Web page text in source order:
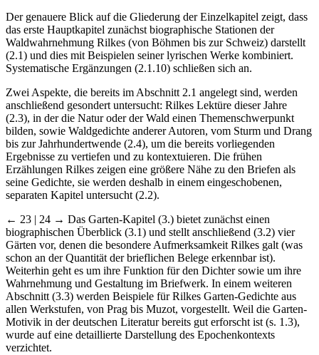
Der genauere Blick auf die Gliederung der Einzelkapitel zeigt, dass
das erste Hauptkapitel zunächst biographische Stationen der
Waldwahrnehmung Rilkes (von Böhmen bis zur Schweiz) darstellt
(2.1) und dies mit Beispielen seiner lyrischen Werke kombiniert.
Systematische Ergänzungen (2.1.10) schließen sich an.
Zwei Aspekte, die bereits im Abschnitt 2.1 angelegt sind, werden
anschließend gesondert untersucht: Rilkes Lektüre dieser Jahre
(2.3), in der die Natur oder der Wald einen Themenschwerpunkt
bilden, sowie Waldgedichte anderer Autoren, vom Sturm und Drang
bis zur Jahrhundertwende (2.4), um die bereits vorliegenden
Ergebnisse zu vertiefen und zu kontextuieren. Die frühen
Erzählungen Rilkes zeigen eine größere Nähe zu den Briefen als
seine Gedichte, sie werden deshalb in einem eingeschobenen,
separaten Kapitel untersucht (2.2).
← 23 | 24 → Das Garten-Kapitel (3.) bietet zunächst einen
biographischen Überblick (3.1) und stellt anschließend (3.2) vier
Gärten vor, denen die besondere Aufmerksamkeit Rilkes galt (was
schon an der Quantität der brieflichen Belege erkennbar ist).
Weiterhin geht es um ihre Funktion für den Dichter sowie um ihre
Wahrnehmung und Gestaltung im Briefwerk. In einem weiteren
Abschnitt (3.3) werden Beispiele für Rilkes Garten-Gedichte aus
allen Werkstufen, von Prag bis Muzot, vorgestellt. Weil die Garten-
Motivik in der deutschen Literatur bereits gut erforscht ist (s. 1.3),
wurde auf eine detaillierte Darstellung des Epochenkontexts
verzichtet.